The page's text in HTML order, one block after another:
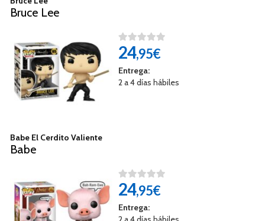
Bruce Lee
24,95€
Entrega:
2 a 4 días hábiles
Babe El Cerdito Valiente
Babe
24,95€
Entrega: